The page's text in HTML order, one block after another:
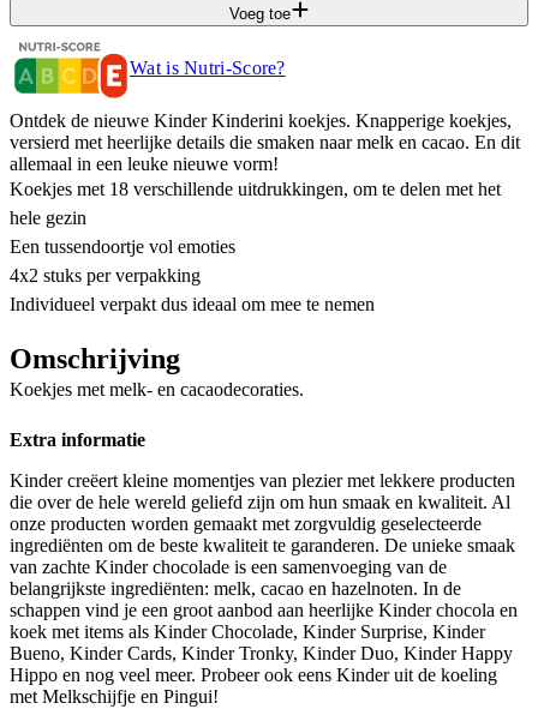
Voeg toe
Wat is Nutri-Score?
Ontdek de nieuwe Kinder Kinderini koekjes. Knapperige koekjes,
versierd met heerlijke details die smaken naar melk en cacao. En dit
allemaal in een leuke nieuwe vorm!
Koekjes met 18 verschillende uitdrukkingen, om te delen met het
hele gezin
Een tussendoortje vol emoties
4x2 stuks per verpakking
Individueel verpakt dus ideaal om mee te nemen
Omschrijving
Koekjes met melk- en cacaodecoraties.
Extra informatie
Kinder creëert kleine momentjes van plezier met lekkere producten
die over de hele wereld geliefd zijn om hun smaak en kwaliteit. Al
onze producten worden gemaakt met zorgvuldig geselecteerde
ingrediënten om de beste kwaliteit te garanderen. De unieke smaak
van zachte Kinder chocolade is een samenvoeging van de
belangrijkste ingrediënten: melk, cacao en hazelnoten. In de
schappen vind je een groot aanbod aan heerlijke Kinder chocola en
koek met items als Kinder Chocolade, Kinder Surprise, Kinder
Bueno, Kinder Cards, Kinder Tronky, Kinder Duo, Kinder Happy
Hippo en nog veel meer. Probeer ook eens Kinder uit de koeling
met Melkschijfje en Pingui!